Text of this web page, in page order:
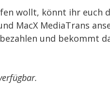
wollt, könnt ihr euch
MacX MediaTrans
und bekommt